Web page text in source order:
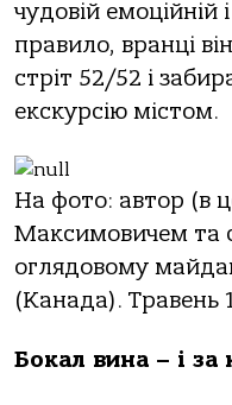
чудовій емоційній
правило, вранці
стріт 52/52 і
екскурсію містом.
На фото: автор (в
Максимовичем та
оглядовому
(Канада). Травень
Бокал вина – і за